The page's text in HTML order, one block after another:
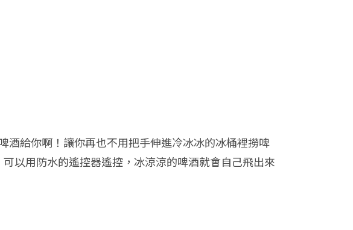
給你啊！讓你再也不用把手伸進冷冰冰的冰桶裡撈啤
以用防水的遙控器遙控，冰涼涼的啤酒就會自己飛出來